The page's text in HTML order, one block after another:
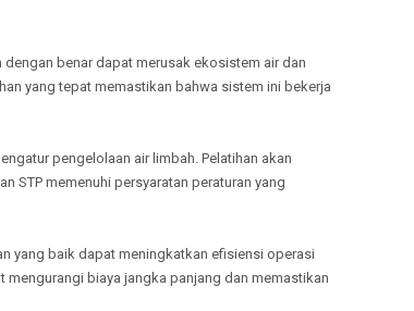
benar dapat merusak ekosistem air dan
yang tepat memastikan bahwa sistem ini bekerja
pengelolaan air limbah. Pelatihan akan
STP memenuhi persyaratan peraturan yang
yang baik dapat meningkatkan efisiensi operasi
biaya jangka panjang dan memastikan